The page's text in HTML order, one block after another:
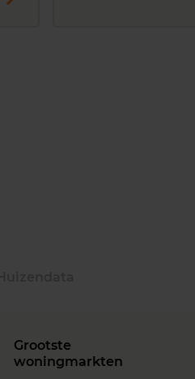
Grootste
woningmarkten